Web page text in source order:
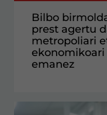
Bilbo
prest agertu
metropoliari
emanez